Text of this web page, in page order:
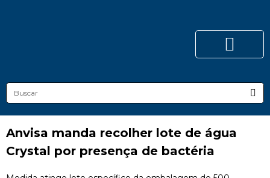
Anvisa manda recolher lote de água
Crystal por presença de bactéria